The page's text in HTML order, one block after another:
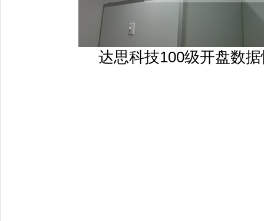
达思科技100级开盘数